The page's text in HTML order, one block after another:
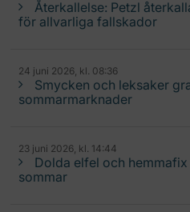
Återkallelse: Petzl
för allvarliga fallskador
24 juni 2026, kl. 08:36
Smycken och leksaker
sommarmarknader
23 juni 2026, kl. 14:44
Dolda elfel och
sommar